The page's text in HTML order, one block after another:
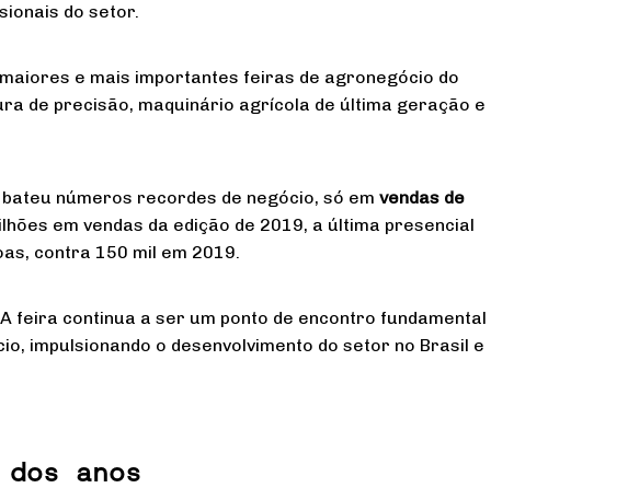
do setor.
e mais importantes feiras de agronegócio do
de precisão, maquinário agrícola de última geração e
números recordes de negócio, só em vendas de
em vendas da edição de 2019, a última presencial
contra 150 mil em 2019.
feira continua a ser um ponto de encontro fundamental
impulsionando o desenvolvimento do setor no Brasil e
anos